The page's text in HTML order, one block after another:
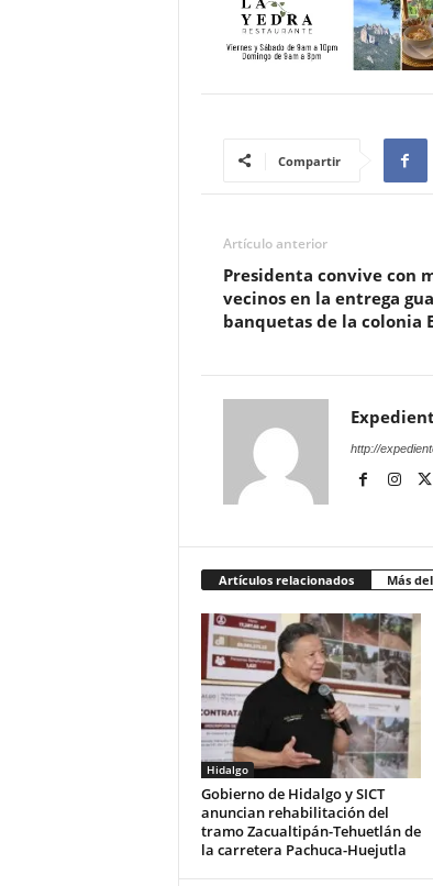
Compartir
Artículo anterior
Presidenta convive con
vecinos en la entrega
banquetas de la colonia
http://
Artículos relacionados Más
Hidalgo
Gobierno de Hidalgo y SICT
anuncian rehabilitación del
tramo Zacualtipán-Tehuetlán de
la carretera Pachuca-Huejutla